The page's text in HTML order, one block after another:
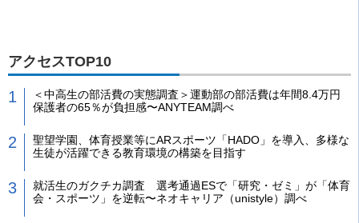
アクセスTOP10
＜中高生の部活費の実態調査＞運動部の部活費は年間8.4万円
保護者の65％が負担感〜ANYTEAM調べ
聖望学園、体育授業等にARスポーツ「HADO」を導入、多様な
生徒が活躍できる教育環境の構築を目指す
就活生のガクチカ調査 選考通過ESで「研究・ゼミ」が「体育
会・スポーツ」を逆転〜ネオキャリア（unistyle）調べ